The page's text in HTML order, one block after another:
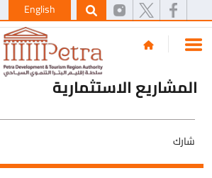
English
المشاريع الاستثمارية
شارك